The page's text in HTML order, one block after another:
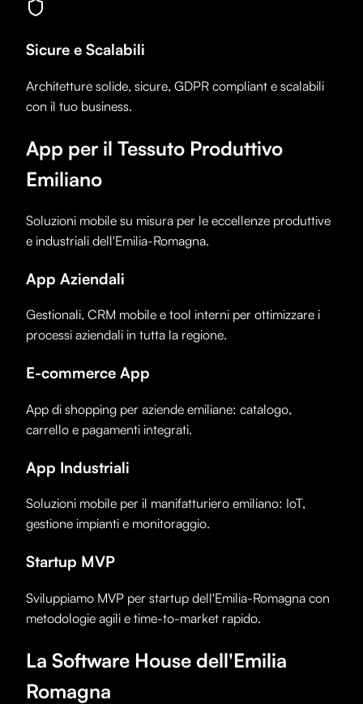
Sicure e Scalabili
Architetture solide, sicure, GDPR compliant e scalabili
con il tuo business.
App per il Tessuto Produttivo
Emiliano
Soluzioni mobile su misura per le eccellenze produttive
e industriali dell'Emilia-Romagna.
App Aziendali
Gestionali, CRM mobile e tool interni per ottimizzare i
processi aziendali in tutta la regione.
E-commerce App
App di shopping per aziende emiliane: catalogo,
carrello e pagamenti integrati.
App Industriali
Soluzioni mobile per il manifatturiero emiliano: IoT,
gestione impianti e monitoraggio.
Startup MVP
Sviluppiamo MVP per startup dell'Emilia-Romagna con
metodologie agili e time-to-market rapido.
La Software House dell'Emilia
Romagna